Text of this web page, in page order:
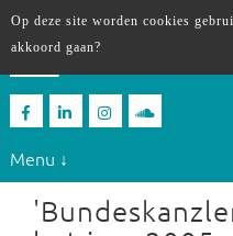
Menu ↓
Op deze site worden cookies
akkoord gaan?